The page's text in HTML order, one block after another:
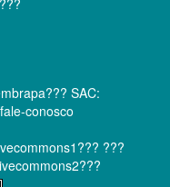
SAC:
conosco
???